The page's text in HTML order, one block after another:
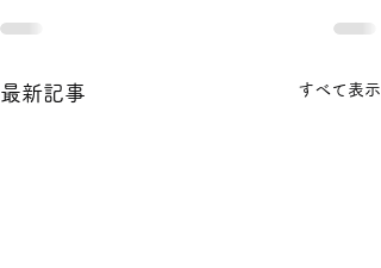
最新記事 すべて表示